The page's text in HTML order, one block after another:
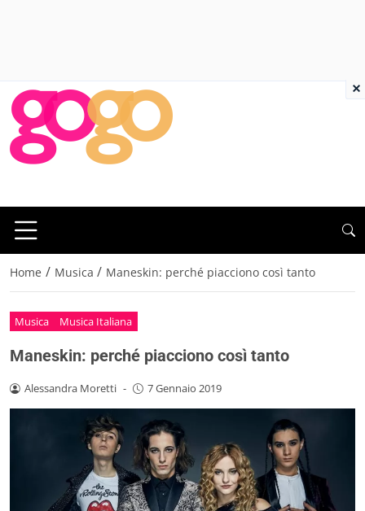
Home / Musica / Maneskin: perché piacciono così tanto
Musica Musica Italiana
Maneskin: perché piacciono così tanto
Alessandra Moretti - 7 Gennaio 2019
×